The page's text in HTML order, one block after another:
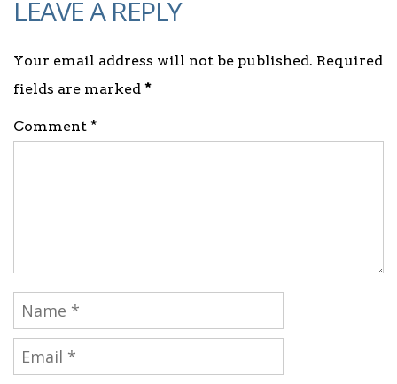
LEAVE A REPLY
Your email address will not be published. Required
fields are marked *
Comment *